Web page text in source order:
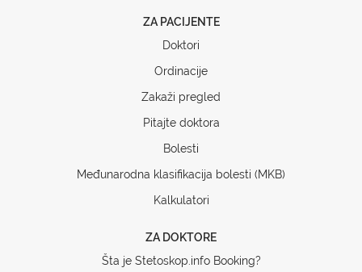
ZA PACIJENTE
Doktori
Ordinacije
Zakaži pregled
Pitajte doktora
Bolesti
Međunarodna klasifikacija bolesti (MKB)
Kalkulatori
ZA DOKTORE
Šta je Stetoskop.info Booking?